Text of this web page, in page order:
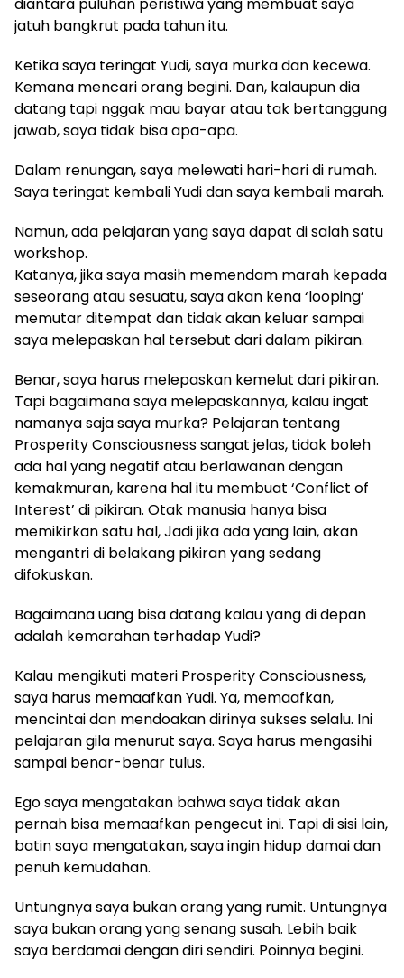
jatuh bangkrut pada tahun itu.
Ketika saya teringat Yudi, saya murka dan kecewa.
Kemana mencari orang begini. Dan, kalaupun dia
datang tapi nggak mau bayar atau tak bertanggung
jawab, saya tidak bisa apa-apa.
Dalam renungan, saya melewati hari-hari di rumah.
Saya teringat kembali Yudi dan saya kembali marah.
Namun, ada pelajaran yang saya dapat di salah satu
workshop.
Katanya, jika saya masih memendam marah kepada
seseorang atau sesuatu, saya akan kena ‘looping’
memutar ditempat dan tidak akan keluar sampai
saya melepaskan hal tersebut dari dalam pikiran.
Benar, saya harus melepaskan kemelut dari pikiran.
Tapi bagaimana saya melepaskannya, kalau ingat
namanya saja saya murka? Pelajaran tentang
Prosperity Consciousness sangat jelas, tidak boleh
ada hal yang negatif atau berlawanan dengan
kemakmuran, karena hal itu membuat ‘Conflict of
Interest’ di pikiran. Otak manusia hanya bisa
memikirkan satu hal, Jadi jika ada yang lain, akan
mengantri di belakang pikiran yang sedang
difokuskan.
Bagaimana uang bisa datang kalau yang di depan
adalah kemarahan terhadap Yudi?
Kalau mengikuti materi Prosperity Consciousness,
saya harus memaafkan Yudi. Ya, memaafkan,
mencintai dan mendoakan dirinya sukses selalu. Ini
pelajaran gila menurut saya. Saya harus mengasihi
sampai benar-benar tulus.
Ego saya mengatakan bahwa saya tidak akan
pernah bisa memaafkan pengecut ini. Tapi di sisi lain,
batin saya mengatakan, saya ingin hidup damai dan
penuh kemudahan.
Untungnya saya bukan orang yang rumit. Untungnya
saya bukan orang yang senang susah. Lebih baik
saya berdamai dengan diri sendiri. Poinnya begini.